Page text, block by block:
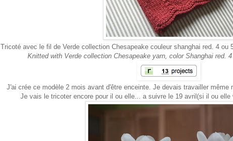
Tricoté avec le fil de Verde collection Chesapeake couleur shanghai red. 4 ou
Knitted with Verde collection Chesapeake yarn, color Shanghai red.
J'ai crée ce modèle 2 mois avant d'être enceinte. Je devais travailler même
Je vais le tricoter encore pour il ou elle... a suivre le 19 avril(si il ou